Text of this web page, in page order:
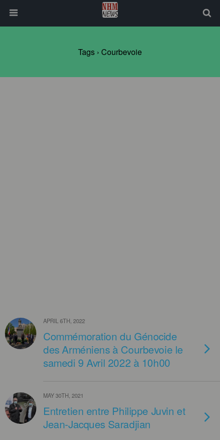
Tags › Courbevoie
APRIL 6TH, 2022
Commémoration du Génocide
des Arméniens à Courbevoie le
samedi 9 Avril 2022 à 10h00
MAY 30TH, 2021
Entretien entre Philippe Juvin et
Jean-Jacques Saradjian